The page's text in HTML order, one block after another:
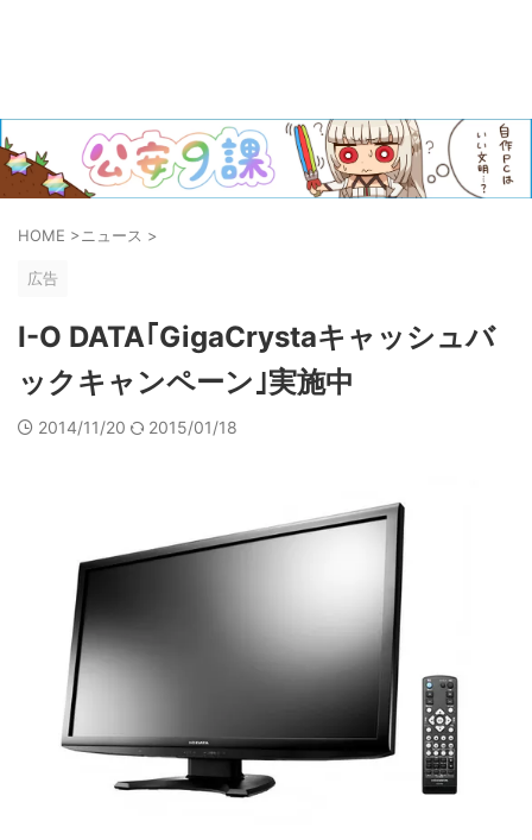
HOME >ニュース >
広告
I-O DATA｢GigaCrystaキャッシュバ
ックキャンペーン｣実施中
2014/11/20 2015/01/18